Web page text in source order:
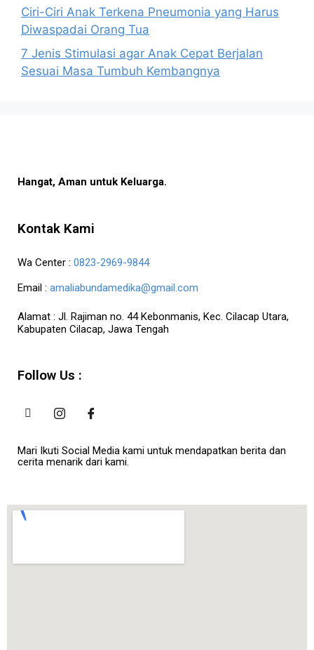
Ciri-Ciri Anak Terkena Pneumonia yang Harus
Diwaspadai Orang Tua
7 Jenis Stimulasi agar Anak Cepat Berjalan
Sesuai Masa Tumbuh Kembangnya
Hangat, Aman untuk Keluarga.
Kontak Kami
Wa Center : 0823-2969-9844
Email : amaliabundamedika@gmail.com
Alamat : Jl. Rajiman no. 44 Kebonmanis, Kec. Cilacap Utara,
Kabupaten Cilacap, Jawa Tengah
Follow Us :
Mari Ikuti Social Media kami untuk mendapatkan berita dan
cerita menarik dari kami.